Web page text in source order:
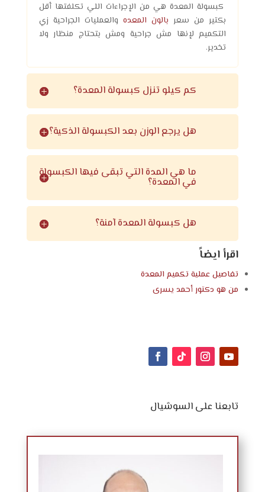
كبسولة المعدة هي من الإجراءات اللي تكلفتها أقل
بكتير من سعر بالون المعده والعمليات الجراحية زي
التكميم لإنها مش جراحية ومش بتحتاج منظار ولا
تخدير.
كم كيلو تنزل كبسولة المعدة؟
هل يرجع الوزن بعد الكبسولة الذكية؟
ما هي المدة التي تبقى فيها الكبسولة
في المعدة؟
هل كبسولة المعدة آمنة؟
اقرأ ايضاً
تفاصيل عملية تكميم المعدة
من هو دكتور أحمد يسرى
تابعنا على السوشيال